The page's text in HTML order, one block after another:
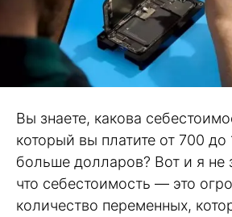
Вы знаете, какова
который вы платите от 700
больше долларов? Вот и я не
что себестоимость — это
количество переменных,